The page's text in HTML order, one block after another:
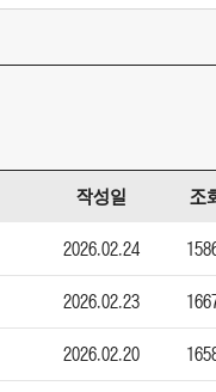
작성일 조
2026.02.24
2026.02.23
2026.02.20